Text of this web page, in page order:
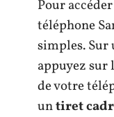
Pour
téléphone
simples. Sur
appuyez sur
de votre
untiret